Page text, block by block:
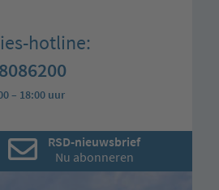
hotline:
– 18:00 uur
RSD-nieuwsbrief
Nu abonneren